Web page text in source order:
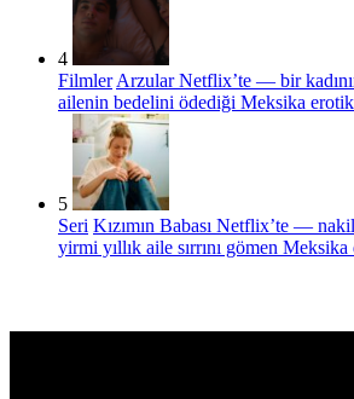
4
Filmler Arzular Netflix’te — bir
ailenin bedelini ödediği Meksika
5
Seri Kızımın Babası Netflix’te —
yirmi yıllık aile sırrını gömen